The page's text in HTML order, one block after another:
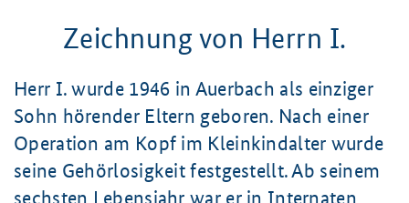
Zeichnung von Herrn I.
Herr I. wurde 1946 in Auerbach als einziger
Sohn hörender Eltern geboren. Nach einer
Operation am Kopf im Kleinkindalter wurde
seine Gehörlosigkeit festgestellt. Ab seinem
sechsten Lebensjahr war er in Internaten